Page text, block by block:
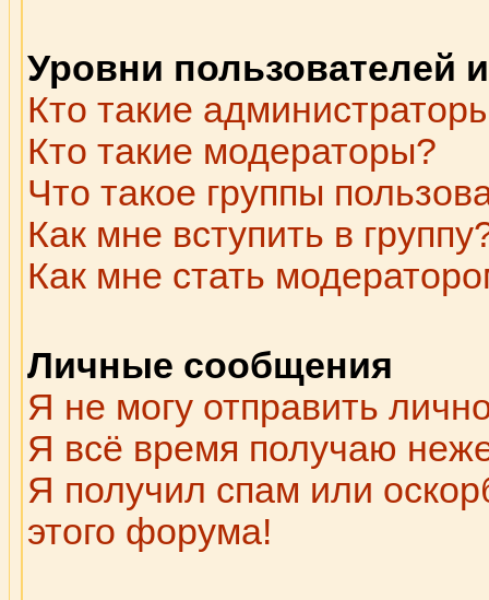
Уровни пользователей
Кто такие
Кто такие модераторы?
Что такое группы
Как мне вступить в
Как мне стать
Личные сообщения
Я не могу отправить
Я всё время получаю
Я получил спам или
этого форума!